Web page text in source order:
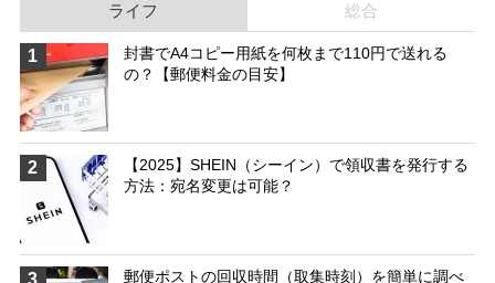
ライフ 総合
1
封書でA4コピー用紙を何枚まで110円で送れる
の？【郵便料金の目安】
2
【2025】SHEIN（シーイン）で領収書を発行する
方法：宛名変更は可能？
郵便ポストの回収時間（取集時刻）を簡単に調べ